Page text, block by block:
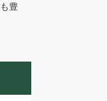
豊